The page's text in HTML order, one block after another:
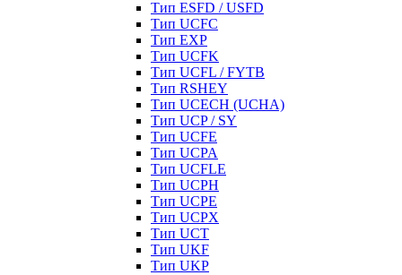
Тип ESFD / USFD
Тип UCFC
Тип EXP
Тип UCFK
Тип UCFL / FYTB
Тип RSHEY
Тип UCECH (UCHA)
Тип UCP / SY
Тип UCFE
Тип UCPA
Тип UCFLE
Тип UCPH
Тип UCPE
Тип UCPX
Тип UCT
Тип UKF
Тип UKP